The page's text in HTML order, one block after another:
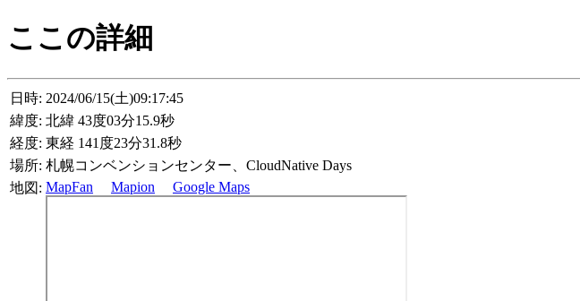
ここの詳細
日時: 2024/06/15(土)09:17:45
緯度: 北緯 43度03分15.9秒
経度: 東経 141度23分31.8秒
場所: 札幌コンベンションセンター、CloudNative Days
地図: MapFan Mapion Google Maps